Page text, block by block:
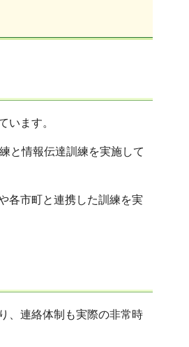
います。
と情報伝達訓練を実施して
各市町と連携した訓練を実
、連絡体制も実際の非常時